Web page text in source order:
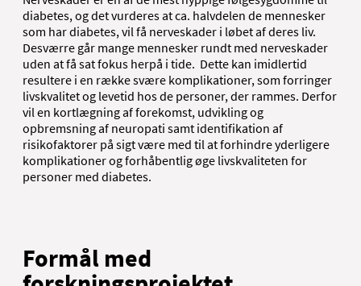
diabetes, og det vurderes at ca. halvdelen de mennesker
som har diabetes, vil få nerveskader i løbet af deres liv.
Desværre går mange mennesker rundt med nerveskader
uden at få sat fokus herpå i tide. Dette kan imidlertid
resultere i en række svære komplikationer, som forringer
livskvalitet og levetid hos de personer, der rammes. Derfor
vil en kortlægning af forekomst, udvikling og
opbremsning af neuropati samt identifikation af
risikofaktorer på sigt være med til at forhindre yderligere
komplikationer og forhåbentlig øge livskvaliteten for
personer med diabetes.
Formål med